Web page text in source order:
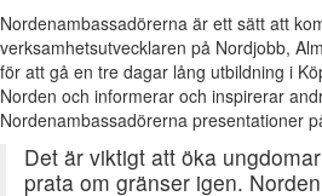
Nordenambassadörerna är ett sätt att
verksamhetsutvecklaren på Nordjobb,
för att gå en tre dagar lång utbildning i
Norden och informerar och inspirerar
Nordenambassadörerna presentationer
Det är viktigt att öka
prata om gränser igen.